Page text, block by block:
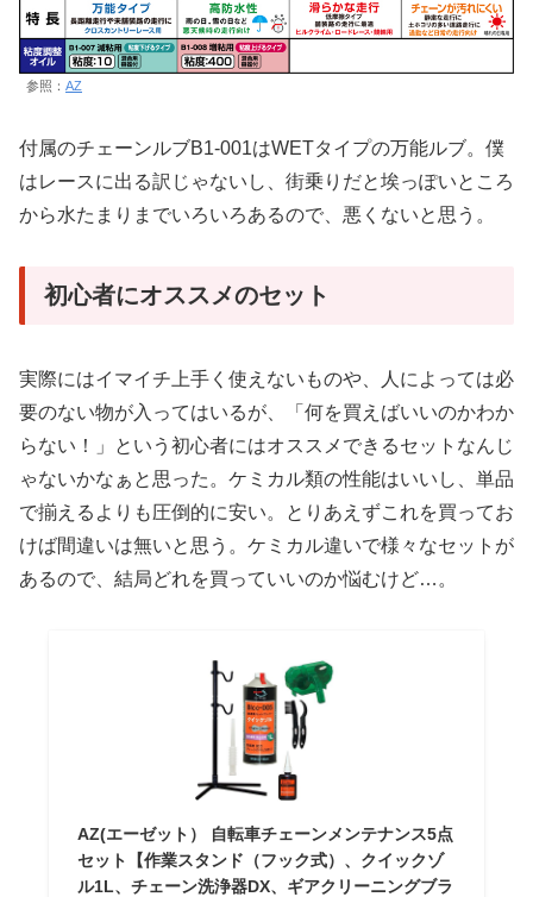
参照： AZ
付属のチェーンルブB1-001はWETタイプの万能ルブ。僕
はレースに出る訳じゃないし、街乗りだと埃っぽいところ
から水たまりまでいろいろあるので、悪くないと思う。
初心者にオススメのセット
実際にはイマイチ上手く使えないものや、人によっては必
要のない物が入ってはいるが、「何を買えばいいのかわか
らない！」という初心者にはオススメできるセットなんじ
ゃないかなぁと思った。ケミカル類の性能はいいし、単品
で揃えるよりも圧倒的に安い。とりあえずこれを買ってお
けば間違いは無いと思う。ケミカル違いで様々なセットが
あるので、結局どれを買っていいのか悩むけど…。
AZ(エーゼット） 自転車チェーンメンテナンス5点
セット【作業スタンド（フック式）、クイックゾ
ル1L、チェーン洗浄器DX、ギアクリーニングブラ